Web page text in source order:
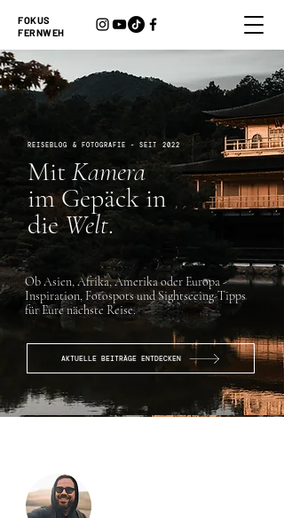
FOKUS
FERNWEH
REISEBLOG & FOTOGRAFIE - SEIT 2022
MitKamera
im Gepäck in
dieWelt.
Ob Asien, Afrika, Amerika oder Europa -
Inspiration, Fotospots und Sightseeing-Tipps
für Eure nächste Reise.
AKTUELLE BEITRÄGE ENTDECKEN